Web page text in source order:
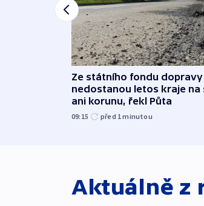
Ze státního fondu dopravy
nedostanou letos kraje na
ani korunu, řekl Půta
09:15 před 1minutou
Aktuálně z